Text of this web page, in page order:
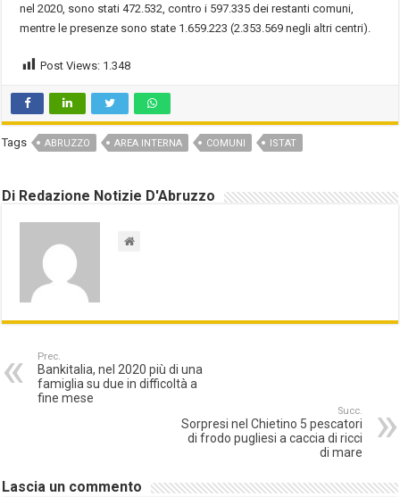
nel 2020, sono stati 472.532, contro i 597.335 dei restanti comuni,
mentre le presenze sono state 1.659.223 (2.353.569 negli altri centri).
Post Views: 1.348
Tags ABRUZZO AREA INTERNA COMUNI ISTAT
Di Redazione Notizie D'Abruzzo
Prec.
Bankitalia, nel 2020 più di una
famiglia su due in difficoltà a
fine mese
Succ.
Sorpresi nel Chietino 5 pescatori
di frodo pugliesi a caccia di ricci
di mare
Lascia un commento